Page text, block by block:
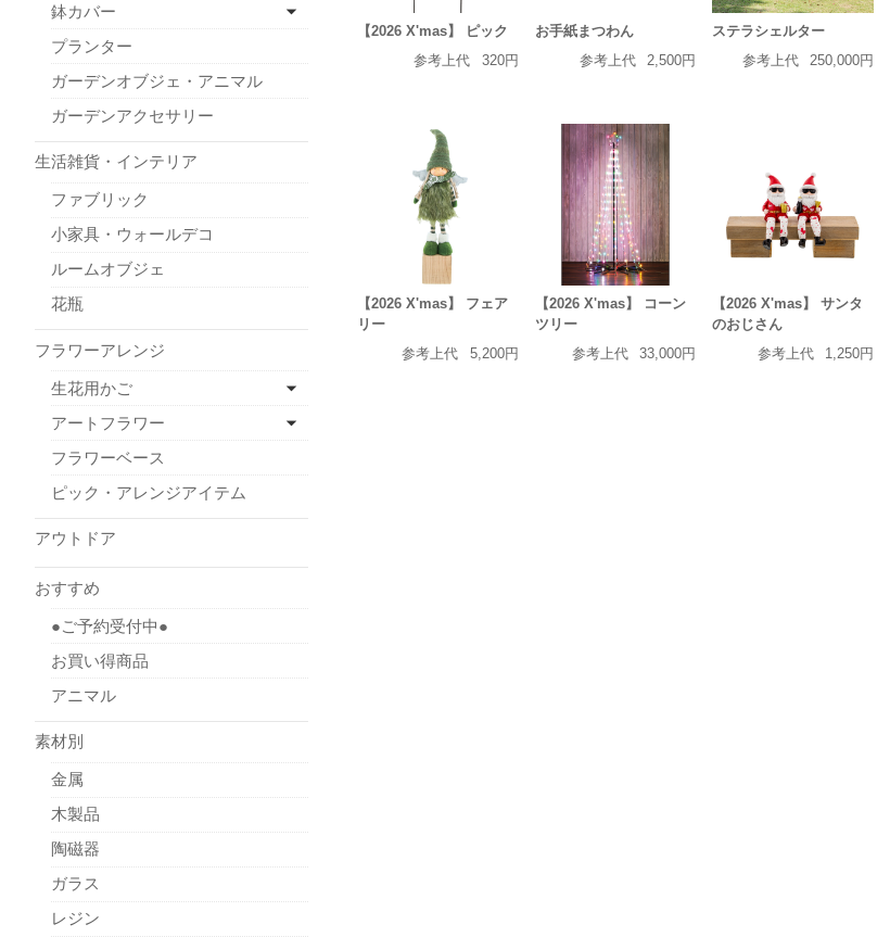
【2026 X'mas】 ピック
参考上代
320円
お手紙まつわん
参考上代
2,500円
ステラシェルター
参考上代
250,000円
【2026 X'mas】 フェア
リー
参考上代
5,200円
【2026 X'mas】 コーン
ツリー
参考上代
33,000円
【2026 X'mas】 サンタ
のおじさん
参考上代
1,250円
鉢カバー
プランター
ガーデンオブジェ・アニマル
ガーデンアクセサリー
生活雑貨・インテリア
ファブリック
小家具・ウォールデコ
ルームオブジェ
花瓶
フラワーアレンジ
生花用かご
アートフラワー
フラワーベース
ピック・アレンジアイテム
アウトドア
おすすめ
●ご予約受付中●
お買い得商品
アニマル
素材別
金属
木製品
陶磁器
ガラス
レジン